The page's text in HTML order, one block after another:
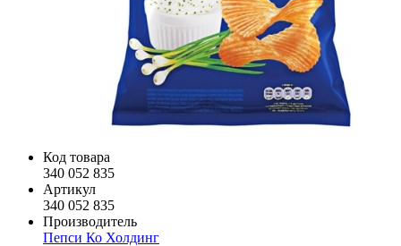
Код товара
340 052 835
Артикул
340 052 835
Производитель
Пепси Ко Холдинг